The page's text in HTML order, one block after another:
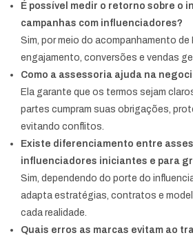
É possível medir o retorno sobre o
campanhas com influenciadores?
Sim, por meio do acompanhamento de
engajamento, conversões e vendas
Como a assessoria ajuda na
Ela garante que os termos sejam
partes cumpram suas obrigações,
evitando conflitos.
Existe diferenciamento entre
influenciadores iniciantes e para
Sim, dependendo do porte do
adapta estratégias, contratos e
cada realidade.
Quais erros as marcas evitam ao